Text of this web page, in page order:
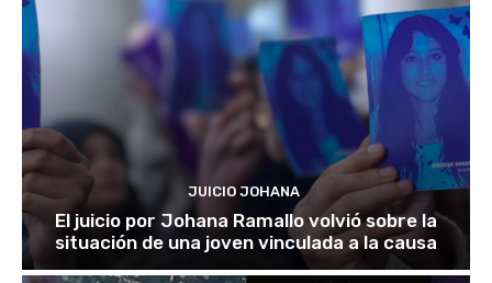
JUICIO JOHANA
El juicio por Johana Ramallo volvió sobre la
situación de una joven vinculada a la causa